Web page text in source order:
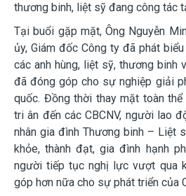
thương binh, liệt sỹ đang công tác
Tại buổi gặp mặt, Ông Nguyễn
ủy, Giám đốc Công ty đã phát
các anh hùng, liệt sỹ, thương binh
đã đóng góp cho sự nghiệp giải
quốc. Đồng thời thay mặt toàn
tri ân đến các CBCNV, người lao
nhân gia đình Thương binh – Liệt
khỏe, thành đạt, gia đình hạnh
người tiếp tục nghị lực vượt qua
góp hơn nữa cho sự phát triển của